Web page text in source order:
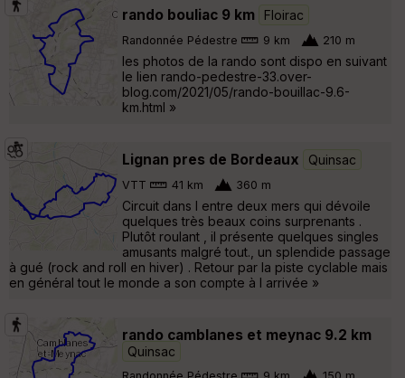
rando bouliac 9 km Floirac
Randonnée Pédestre 9 km 210 m
les photos de la rando sont dispo en suivant
le lien rando-pedestre-33.over-
blog.com/2021/05/rando-bouillac-9.6-
km.html »
Lignan pres de Bordeaux Quinsac
VTT 41 km 360 m
Circuit dans l entre deux mers qui dévoile
quelques très beaux coins surprenants .
Plutôt roulant , il présente quelques singles
amusants malgré tout., un splendide passage
à gué (rock and roll en hiver) . Retour par la piste cyclable mais
en général tout le monde a son compte à l arrivée »
rando camblanes et meynac 9.2 km
Quinsac